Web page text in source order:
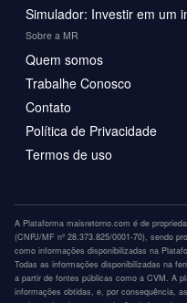
Simulador: Investir em um
Sobre a MR
Quem somos
Trabalhe Conosco
Contato
Política de Privacidade
Termos de uso
A Plataforma maisretorno.com é de
(CNPJ/MF nº 28.373.825/0001-70), sendo
como informações disponibilizadas na
Todas as informações disponibilizadas na
a partir de fontes públicas como a CVM. A
informações obtidas, e, por consequência,